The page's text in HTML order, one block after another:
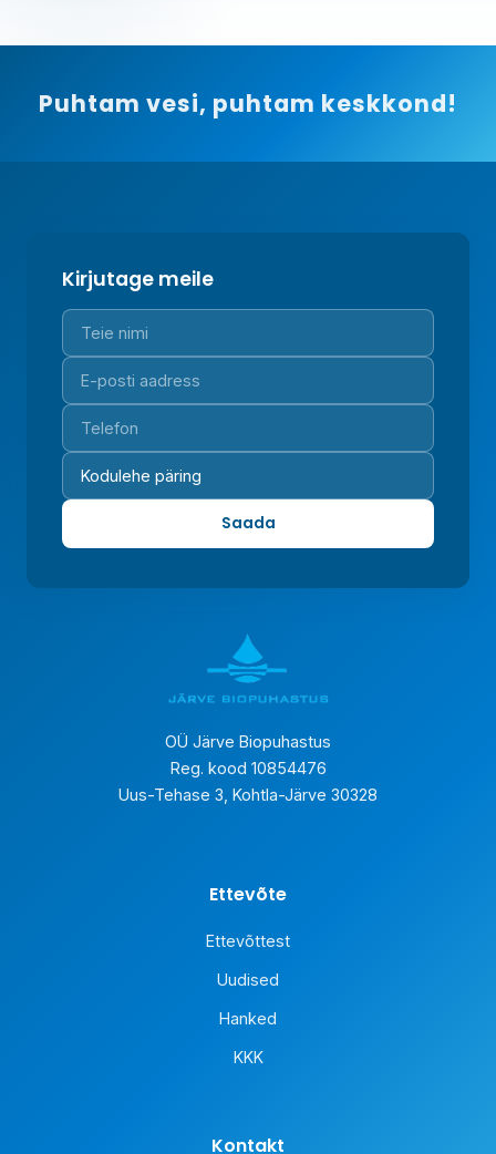
Puhtam vesi, puhtam keskkond!
Kirjutage meile
Saada
OÜ Järve Biopuhastus
Reg. kood 10854476
Uus-Tehase 3, Kohtla-Järve 30328
Ettevõte
Ettevõttest
Uudised
Hanked
KKK
Kontakt